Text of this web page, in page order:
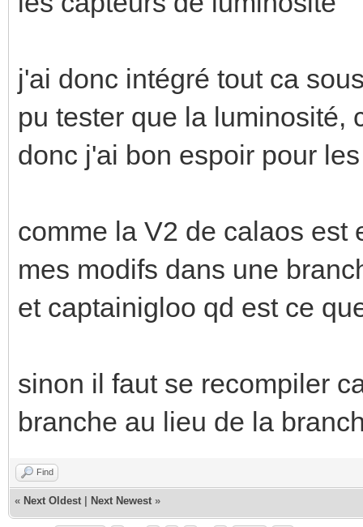
j'ai donc intégré tout ca
pu tester que la luminosité,
donc j'ai bon espoir pour
comme la V2 de calaos est
mes modifs dans une
et captainigloo qd est ce
sinon il faut se recompiler
branche au lieu de la
Find
« Next Oldest Next Newest »